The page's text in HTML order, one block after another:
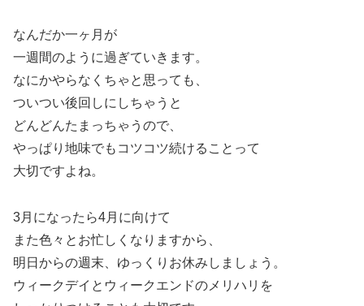
なんだか一ヶ月が
一週間のように過ぎていきます。
なにかやらなくちゃと思っても、
ついつい後回しにしちゃうと
どんどんたまっちゃうので、
やっぱり地味でもコツコツ続けることって
大切ですよね。
3月になったら4月に向けて
また色々とお忙しくなりますから、
明日からの週末、ゆっくりお休みしましょう。
ウィークデイとウィークエンドのメリハリを